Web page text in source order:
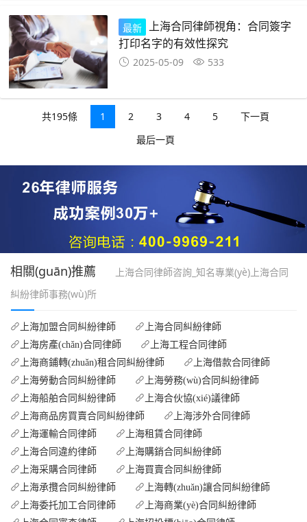
最新
上海合同律師視角：合同簽字
打印名字的有效性探究
2025-05-09 533
共195條 1 2 3 4 5
下一頁
最后一頁
相關(guān)推薦
上海合同律師咨詢_知名專業(yè)上海合同
糾紛律師事務(wù)所
上海加盟合同糾紛律師
上海合同糾紛律師
上海房產(chǎn)合同律師
上海工程合同律師
上海商鋪轉(zhuǎn)租合同糾紛律師
上海借款合同律師
上海勞動合同糾紛律師
上海勞務(wù)合同糾紛律師
上海船舶合同糾紛律師
上海合伙協(xié)議律師
上海商品房買賣合同糾紛律師
上海涉外合同律師
上海運輸合同律師
上海租賃合同律師
上海合同違約律師
上海購銷合同糾紛律師
上海采購合同律師
上海買賣合同糾紛律師
上海承攬合同糾紛律師
上海轉(zhuǎn)讓合同糾紛律師
上海委托加工合同律師
上海商業(yè)合同糾紛律師